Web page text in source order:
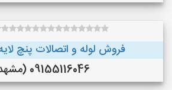
فروش لوله و اتصالات پنچ
09155116046 (مشهد )